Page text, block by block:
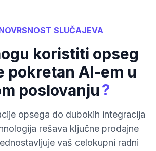
SLUČAJEVA
koristiti opseg
pokretan AI-em u
poslovanju?
opsega do dubokih integracija
rešava ključne prodajne
vaš celokupni radni